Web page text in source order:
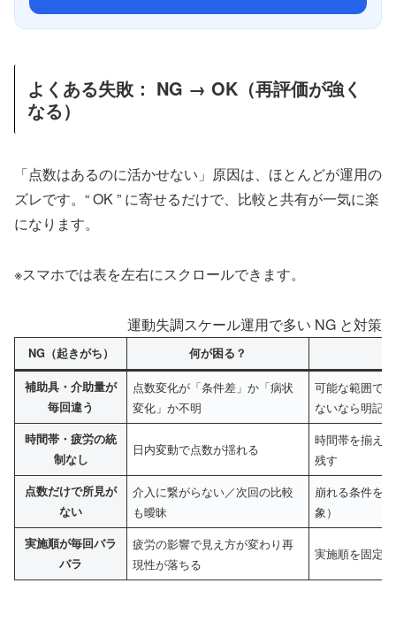
よくある失敗： NG → OK（再評価が強く
なる）
「点数はあるのに活かせない」原因は、ほとんどが運用の
ズレです。“ OK ” に寄せるだけで、比較と共有が一気に楽
になります。
※スマホでは表を左右にスクロールできます。
運動失調スケール運用で多い NG と対策
NG（起きがち） 何が困る？
補助具・介助量が
毎回違う
点数変化が「条件差」か「病状
変化」か不明
可能な範囲で
ないなら明記
時間帯・疲労の統
制なし
日内変動で点数が揺れる
時間帯を揃え
残す
点数だけで所見が
ない
介入に繋がらない／次回の比較
も曖昧
崩れる条件を
象）
実施順が毎回バラ
バラ
疲労の影響で見え方が変わり再
現性が落ちる
実施順を固定